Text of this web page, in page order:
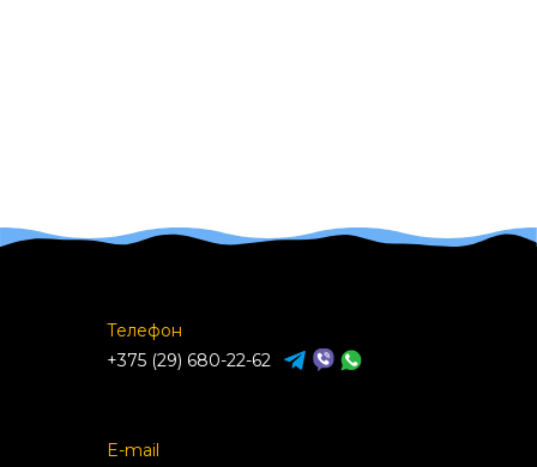
Телефон
+375 (29) 680-22-62
E-mail